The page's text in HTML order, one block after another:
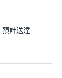
預計送達